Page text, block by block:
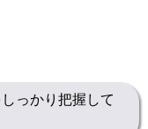
っかり把握して